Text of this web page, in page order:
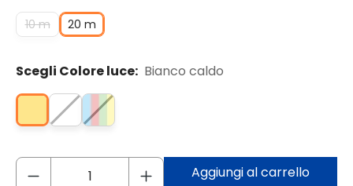
10 m 20 m
Scegli Colore luce: Bianco caldo
Aggiungi al carrello